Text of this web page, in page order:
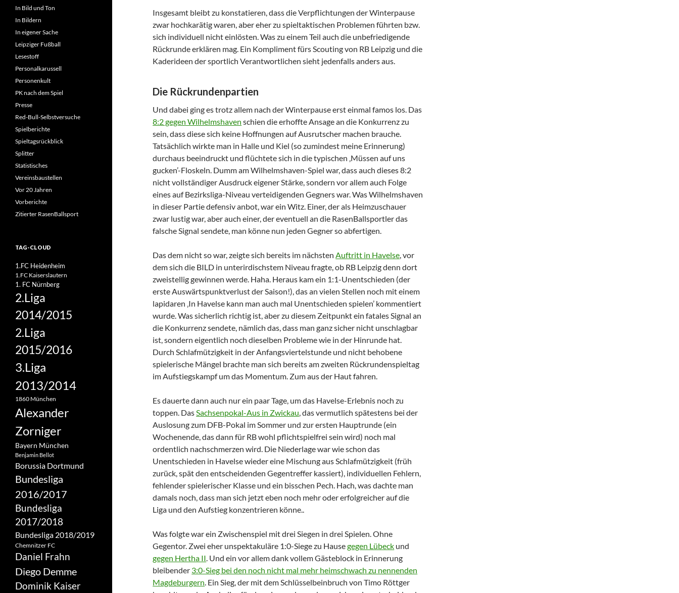
Insgesamt bleibt zu konstatieren, dass die Verpflichtungen der Winterpause
zwar hochkarätig waren, aber eher zu spieltaktischen Problemen führten bzw.
sich individuell nicht einlösten. Was zu einem Teil auch die unbefriedigende
Rückrunde erklären mag. Ein Kompliment fürs Scouting von RB Leipzig und die
Kaderideen der sportlich Verantwortlichen sieht jedenfalls anders aus.
Die Rückrundenpartien
Und dabei ging es trotz allem nach der Winterpause erst einmal famos los. Das
8:2 gegen Wilhelmshaven schien die erhoffte Ansage an die Konkurrenz zu
sein, dass diese sich keine Hoffnungen auf Ausrutscher machen brauche.
Tatsächlich wirkte man in Halle und Kiel (so zumindest meine Erinnerung)
durchaus beeindruckt und flüchtete sich in die typischen ‚Müssen auf uns
gucken’-Floskeln. Dumm am Wilhelmshaven-Spiel war, dass auch dieses 8:2
nicht vollständiger Ausdruck eigener Stärke, sondern vor allem auch Folge
eines auf Bezirksliga-Niveau verteidigenden Gegners war. Was Wilhelmshaven
in dieser Partie defensiv anbot, war ein Witz. Einer, der als Heimzuschauer
zwar lustig war, aber auch einer, der eventuell an die RasenBallsportler das
falsche Signal sendete, man könne nun jeden Gegner so abfertigen.
Das dem nicht so war, zeigte sich bereits im nächstenAuftritt in Havelse, vor
dem sich die BILD in unterirdischstem Niveau fragte, ob RB Leipzig denn dort
zweistellig gewinnen werde. Haha. Heraus kam ein 1:1-Unentschieden (der
erste Auswärtspunktverlust der Saison!), das an vielen Stellen noch mit einem
lapidaren ‚In Havelse kann man auch mal Unentschieden spielen’ kommentiert
wurde. Was sicherlich richtig ist, aber zu diesem Zeitpunkt ein fatales Signal an
die Konkurrenz sendete, nämlich das, dass man ganz sicher nicht unschlagbar
ist, sondern eigentlich noch dieselben Probleme wie in der Hinrunde hat.
Durch Schlafmützigkeit in der Anfangsviertelstunde und nicht behobene
spielerische Mängel brachte man sich bereits am zweiten Rückrundenspieltag
im Aufstiegskampf um das Momentum. Zum aus der Haut fahren.
Es dauerte dann auch nur ein paar Tage, um das Havelse-Erlebnis noch zu
toppen. DasSachsenpokal-Aus in Zwickau, das vermutlich spätestens bei der
Auslosung zum DFB-Pokal im Sommer und zur ersten Hauptrunde (ein
Wochenende, das dann für RB wohl pflichtspielfrei sein wird) noch mal
ordentlich nachschmerzen wird. Die Niederlage war wie schon das
Unentschieden in Havelse wieder eine Mischung aus Schlafmützigkeit (früh
zurück, spät den entscheidenden Gegentreffer kassiert), individuellen Fehlern,
fehlender spielerischer Klasse und ein bisschen Pech. Hach, was dachte man
damals noch, dass man sich jetzt eben noch mehr oder erfolgreicher auf die
Liga und den Aufstieg konzentrieren könne..
Was folgte war ein Zwischenspiel mit drei Siegen in drei Spielen. Ohne
Gegentor. Zwei eher unspektakuläre 1:0-Siege zu Hausegegen Lübeck und
gegen Hertha II. Und ein vor allem dank vollem Gästeblock in Erinnerung
bleibender 3:0-Sieg bei den noch nicht mal mehr heimschwach zu nennenden
Magdeburgern. Ein Sieg, der mit dem Schlüsselbeinbruch von Timo Röttger
In Bild und Ton
In Bildern
In eigener Sache
Leipziger Fußball
Lesestoff
Personalkarussell
Personenkult
PK nach dem Spiel
Presse
Red-Bull-Selbstversuche
Spielberichte
Spieltagsrückblick
Splitter
Statistisches
Vereinsbaustellen
Vor 20 Jahren
Vorberichte
Zitierter RasenBallsport
TAG-CLOUD
1.FC Heidenheim
1.FC Kaiserslautern
1. FC Nürnberg
2.Liga
2014/2015
2.Liga
2015/2016
3.Liga
2013/2014
1860 München
Alexander
Zorniger
Bayern München
Benjamin Bellot
Borussia Dortmund
Bundesliga
2016/2017
Bundesliga
2017/2018
Bundesliga 2018/2019
Chemnitzer FC
Daniel Frahn
Diego Demme
Dominik Kaiser